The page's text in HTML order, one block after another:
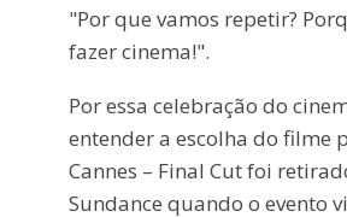
"Por que vamos repetir?
fazer cinema!".
Por essa celebração do
entender a escolha do filme
Cannes – Final Cut foi
Sundance quando o evento